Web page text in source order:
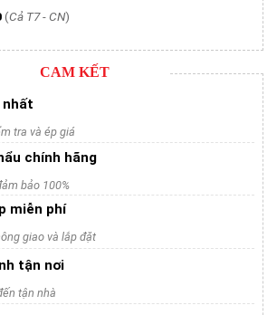
(Cả T7 - CN)
CAM KẾT
tra và ép giá
chính hãng
bảo 100%
miễn phí
giao và lắp đặt
tận nơi
tận nhà